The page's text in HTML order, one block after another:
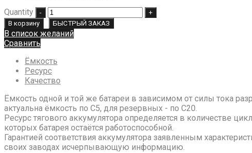
Quantity
В корзину БЫСТРЫЙ ЗАКАЗ
В список желаний
Сравнить
Ёмкость
Ресурс
Качество
Ёмкость одной и той же батареи в зависимом от силы тока
актуальна ёмкость по С5, для резервных - по С20.
Ресурс тягового аккумулятора определяется в количестве
которых батарея остаётся работоспособной.
Гарантией соответствия аккумулятора заявленным
своих заводах исчерпывающую информацию.